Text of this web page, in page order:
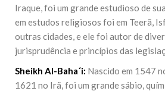
Iraque, foi um grande estudioso de
em estudos religiosos foi em Teerã,
outras cidades, e ele foi autor de
jurisprudência e princípios das
Sheikh Al-Baha´i: Nascido em 1547
1621 no Irã, foi um grande sábio,